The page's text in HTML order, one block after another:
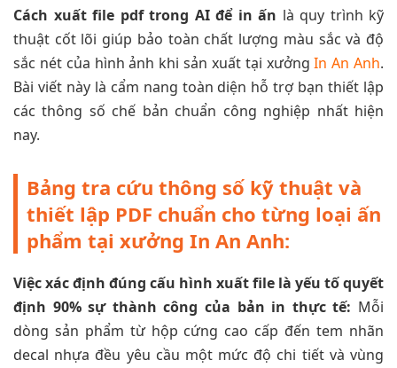
Cách xuất file pdf trong AI để in ấn là quy trình kỹ
thuật cốt lõi giúp bảo toàn chất lượng màu sắc và độ
sắc nét của hình ảnh khi sản xuất tại xưởngIn An Anh.
Bài viết này là cẩm nang toàn diện hỗ trợ bạn thiết lập
các thông số chế bản chuẩn công nghiệp nhất hiện
nay.
Bảng tra cứu thông số kỹ thuật và
thiết lập PDF chuẩn cho từng loại ấn
phẩm tại xưởng In An Anh:
Việc xác định đúng cấu hình xuất file là yếu tố quyết
định 90% sự thành công của bản in thực tế: Mỗi
dòng sản phẩm từ hộp cứng cao cấp đến tem nhãn
decal nhựa đều yêu cầu một mức độ chi tiết và vùng